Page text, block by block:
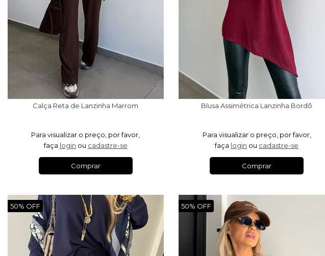
Calça Reta de Lanzinha Marrom
Para visualizar o preço, por favor,
faça login ou cadastre-se
Comprar
Blusa Assimétrica Lanzinha Bordô
Para visualizar o preço, por favor,
faça login ou cadastre-se
Comprar
50% OFF 50% OFF